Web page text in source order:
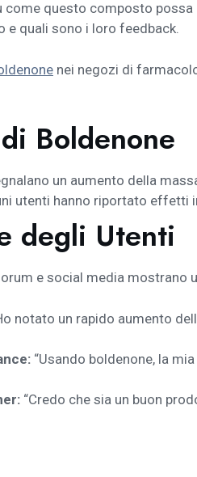
come questo composto
e quali sono i loro feedback.
nei negozi di
Boldenone
un aumento della
utenti hanno riportato effetti
degli Utenti
e social media mostrano
notato un rapido aumento
“Usando boldenone, la
“Credo che sia un buon